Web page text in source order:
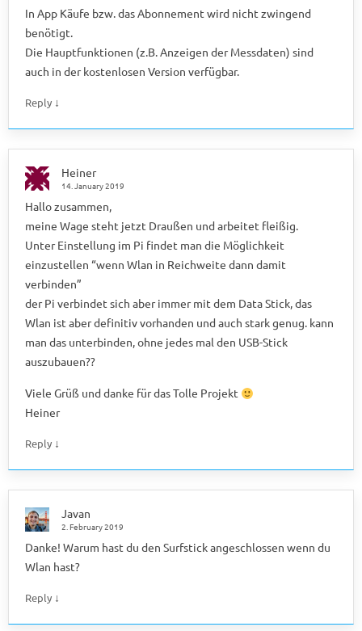
In App Käufe bzw. das Abonnement wird nicht zwingend
benötigt.
Die Hauptfunktionen (z.B. Anzeigen der Messdaten) sind
auch in der kostenlosen Version verfügbar.
Reply ↓
Heiner
14. January 2019
Hallo zusammen,
meine Wage steht jetzt Draußen und arbeitet fleißig.
Unter Einstellung im Pi findet man die Möglichkeit
einzustellen “wenn Wlan in Reichweite dann damit
verbinden”
der Pi verbindet sich aber immer mit dem Data Stick, das
Wlan ist aber definitiv vorhanden und auch stark genug. kann
man das unterbinden, ohne jedes mal den USB-Stick
auszubauen??
Viele Grüß und danke für das Tolle Projekt
Heiner
Reply ↓
Javan
2. February 2019
Danke! Warum hast du den Surfstick angeschlossen wenn du
Wlan hast?
Reply ↓